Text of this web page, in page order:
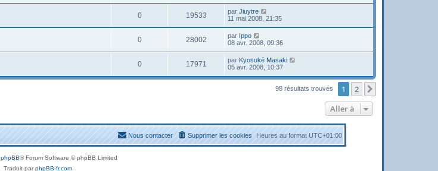
0 19533 par Jiuytre
11 mai 2008, 21:35
0 28002 par Ippo
08 avr. 2008, 09:36
0 17971 par Kyosuké Masaki
05 avr. 2008, 10:37
98 résultats trouvés 1 2
Aller à
Heures au formatUTC+01:00
Supprimer les cookies
Nous contacter
phpBB® Forum Software © phpBB Limited
Traduit parphpBB-fr.com